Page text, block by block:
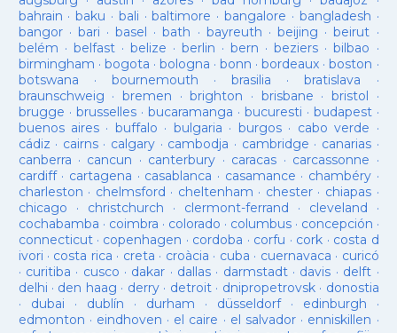
bahrain ·baku · bali ·baltimore ·bangalore · bangladesh ·
bangor· bari ·basel ·bath · bayreuth ·beijing ·beirut ·
belém · belfast· belize · berlin ·bern ·beziers ·bilbao ·
birmingham · bogota · bologna ·bonn ·bordeaux ·boston ·
botswana · bournemouth ·brasilia ·bratislava ·
braunschweig · bremen ·brighton · brisbane · bristol ·
brugge · brusselles· bucaramanga · bucuresti · budapest·
buenos aires· buffalo · bulgaria · burgos· cabo verde ·
cádiz · cairns· calgary · cambodja · cambridge · canarias·
canberra · cancun · canterbury · caracas · carcassonne ·
cardiff· cartagena · casablanca · casamance · chambéry·
charleston · chelmsford · cheltenham · chester· chiapas ·
chicago · christchurch · clermont-ferrand · cleveland ·
cochabamba · coimbra · colorado · columbus· concepción ·
connecticut· copenhagen · cordoba · corfu · cork · costa d
ivori · costa rica · creta · croàcia · cuba · cuernavaca · curicó
· curitiba · cusco · dakar · dallas · darmstadt· davis · delft ·
delhi · den haag · derry· detroit· dnipropetrovsk· donostia
· dubai · dublín · durham · düsseldorf· edinburgh ·
edmonton · eindhoven · el caire · el salvador · enniskillen ·